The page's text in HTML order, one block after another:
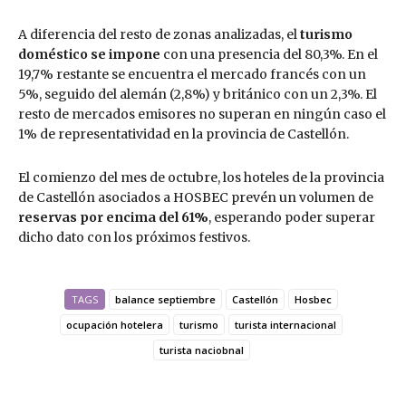
A diferencia del resto de zonas analizadas, elturismo
doméstico se impone con una presencia del 80,3%. En el
19,7% restante se encuentra el mercado francés con un
5%, seguido del alemán (2,8%) y británico con un 2,3%. El
resto de mercados emisores no superan en ningún caso el
1% de representatividad en la provincia de Castellón.
El comienzo del mes de octubre, los hoteles de la provincia
de Castellón asociados a HOSBEC prevén un volumen de
reservas por encima del 61%, esperando poder superar
dicho dato con los próximos festivos.
TAGS balance septiembre Castellón
Hosbec
ocupación hotelera
turismo
turista internacional
turista naciobnal